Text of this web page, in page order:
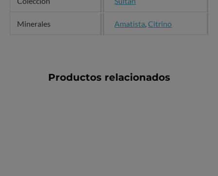
Minerales Amatista,Citrino
Productos relacionados